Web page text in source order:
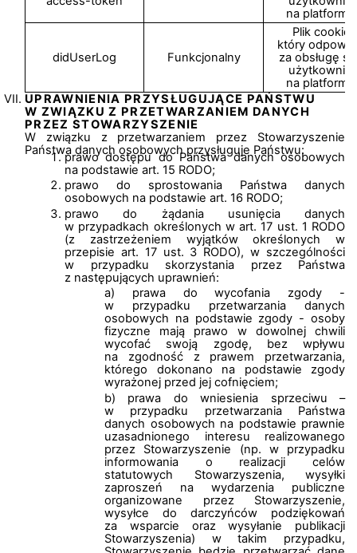
na
didUserLog Funkcjonalny
Plik cookie,
który
za obsługę
użytkownika
na
UPRAWNIENIA PRZYSŁUGUJĄCE PAŃSTWU
W ZWIĄZKU Z PRZETWARZANIEM DANYCH
PRZEZ STOWARZYSZENIE
W związku z przetwarzaniem przez Stowarzyszenie
Państwa danych osobowych przysługuje Państwu:
prawo dostępu do Państwa danych osobowych
na podstawie art. 15 RODO;
prawo do sprostowania Państwa danych
osobowych na podstawie art. 16 RODO;
prawo do żądania usunięcia danych
w przypadkach określonych w art. 17 ust. 1 RODO
(z zastrzeżeniem wyjątków określonych w
przepisie art. 17 ust. 3 RODO), w szczególności
w przypadku skorzystania przez Państwa
z następujących uprawnień:
prawa do wycofania zgody -
w przypadku przetwarzania danych
osobowych na podstawie zgody - osoby
fizyczne mają prawo w dowolnej chwili
wycofać swoją zgodę, bez wpływu
na zgodność z prawem przetwarzania,
którego dokonano na podstawie zgody
wyrażonej przed jej cofnięciem;
prawa do wniesienia sprzeciwu –
w przypadku przetwarzania Państwa
danych osobowych na podstawie prawnie
uzasadnionego interesu realizowanego
przez Stowarzyszenie (np. w przypadku
informowania o realizacji celów
statutowych Stowarzyszenia, wysyłki
zaproszeń na wydarzenia publiczne
organizowane przez Stowarzyszenie,
wysyłce do darczyńców podziękowań
za wsparcie oraz wysyłanie publikacji
Stowarzyszenia) w takim przypadku,